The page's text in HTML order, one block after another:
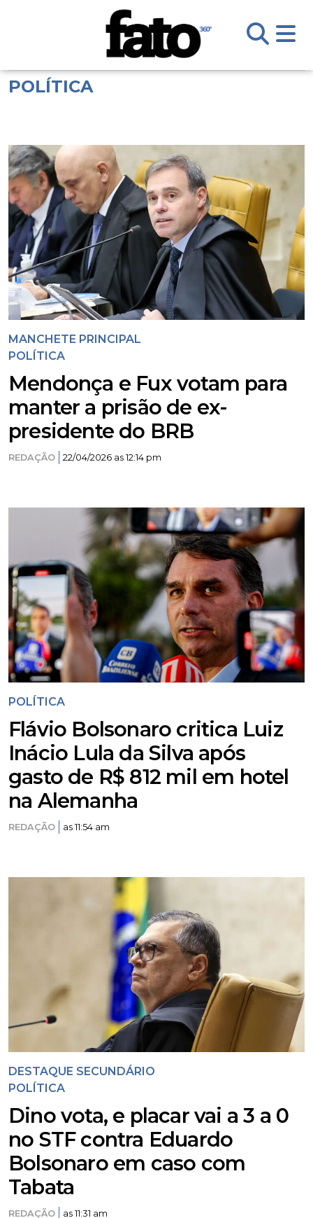
POLÍTICA
MANCHETE PRINCIPAL
POLÍTICA
Mendonça e Fux votam para
manter a prisão de ex-
presidente do BRB
REDAÇÃO 22/04/2026 as 12:14 pm
POLÍTICA
Flávio Bolsonaro critica Luiz
Inácio Lula da Silva após
gasto de R$ 812 mil em hotel
na Alemanha
REDAÇÃO as 11:54 am
DESTAQUE SECUNDÁRIO
POLÍTICA
Dino vota, e placar vai a 3 a 0
no STF contra Eduardo
Bolsonaro em caso com
Tabata
REDAÇÃO as 11:31 am